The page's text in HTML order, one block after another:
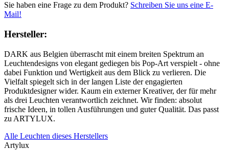
Sie haben eine Frage zu dem Produkt? Schreiben Sie uns eine E-
Mail!
Hersteller:
DARK aus Belgien überrascht mit einem breiten Spektrum an
Leuchtendesigns von elegant gediegen bis Pop-Art verspielt - ohne
dabei Funktion und Wertigkeit aus dem Blick zu verlieren. Die
Vielfalt spiegelt sich in der langen Liste der engagierten
Produktdesigner wider. Kaum ein externer Kreativer, der für mehr
als drei Leuchten verantwortlich zeichnet. Wir finden: absolut
frische Ideen, in tollen Ausführungen und guter Qualität. Das passt
zu ARTYLUX.
Alle Leuchten dieses Herstellers
Artylux